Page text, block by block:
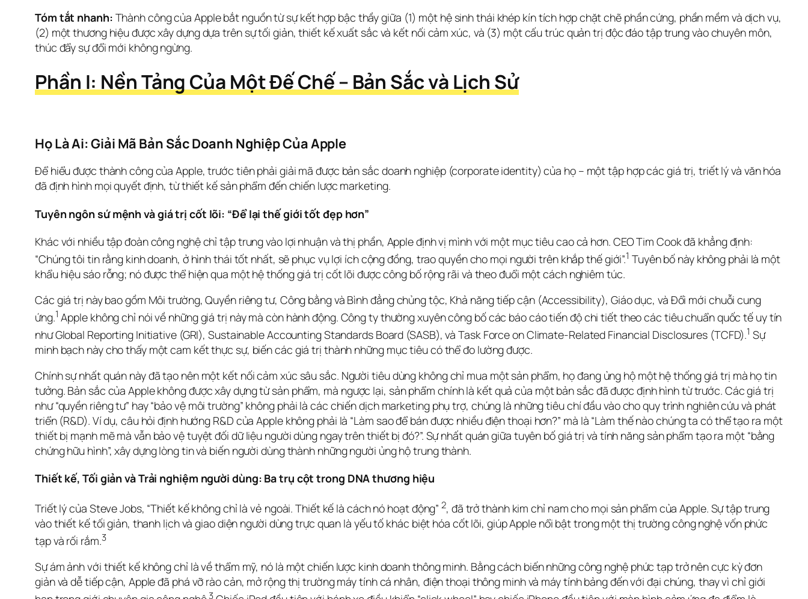
Tóm tắt nhanh: Thành công của Apple bắt nguồn từ sự kết hợp bậc thầy giữa (1) một hệ sinh thái khép kín tích hợp chặt chẽ phần cứng, phần mềm và dịch vụ,
(2) một thương hiệu được xây dựng dựa trên sự tối giản, thiết kế xuất sắc và kết nối cảm xúc, và (3) một cấu trúc quản trị độc đáo tập trung vào chuyên môn,
thúc đẩy sự đổi mới không ngừng.
Phần I: Nền Tảng Của Một Đế Chế – Bản Sắc và Lịch Sử
Họ Là Ai: Giải Mã Bản Sắc Doanh Nghiệp Của Apple
Để hiểu được thành công của Apple, trước tiên phải giải mã được bản sắc doanh nghiệp (corporate identity) của họ – một tập hợp các giá trị, triết lý và văn hóa
đã định hình mọi quyết định, từ thiết kế sản phẩm đến chiến lược marketing.
Tuyên ngôn sứ mệnh và giá trị cốt lõi: “Để lại thế giới tốt đẹp hơn”
Khác với nhiều tập đoàn công nghệ chỉ tập trung vào lợi nhuận và thị phần, Apple định vị mình với một mục tiêu cao cả hơn. CEO Tim Cook đã khẳng định:
“Chúng tôi tin rằng kinh doanh, ở hình thái tốt nhất, sẽ phục vụ lợi ích cộng đồng, trao quyền cho mọi người trên khắp thế giới”.1 Tuyên bố này không phải là một
khẩu hiệu sáo rỗng; nó được thể hiện qua một hệ thống giá trị cốt lõi được công bố rộng rãi và theo đuổi một cách nghiêm túc.
Các giá trị này bao gồm Môi trường, Quyền riêng tư, Công bằng và Bình đẳng chủng tộc, Khả năng tiếp cận (Accessibility), Giáo dục, và Đổi mới chuỗi cung
ứng.1 Apple không chỉ nói về những giá trị này mà còn hành động. Công ty thường xuyên công bố các báo cáo tiến độ chi tiết theo các tiêu chuẩn quốc tế uy tín
như Global Reporting Initiative (GRI), Sustainable Accounting Standards Board (SASB), và Task Force on Climate-Related Financial Disclosures (TCFD).1 Sự
minh bạch này cho thấy một cam kết thực sự, biến các giá trị thành những mục tiêu có thể đo lường được.
Chính sự nhất quán này đã tạo nên một kết nối cảm xúc sâu sắc. Người tiêu dùng không chỉ mua một sản phẩm, họ đang ủng hộ một hệ thống giá trị mà họ tin
tưởng. Bản sắc của Apple không được xây dựng từ sản phẩm, mà ngược lại, sản phẩm chính là kết quả của một bản sắc đã được định hình từ trước. Các giá trị
như “quyền riêng tư” hay “bảo vệ môi trường” không phải là các chiến dịch marketing phụ trợ, chúng là những tiêu chí đầu vào cho quy trình nghiên cứu và phát
triển (R&D). Ví dụ, câu hỏi định hướng R&D của Apple không phải là “Làm sao để bán được nhiều điện thoại hơn?” mà là “Làm thế nào chúng ta có thể tạo ra một
thiết bị mạnh mẽ mà vẫn bảo vệ tuyệt đối dữ liệu người dùng ngay trên thiết bị đó?”. Sự nhất quán giữa tuyên bố giá trị và tính năng sản phẩm tạo ra một “bằng
chứng hữu hình”, xây dựng lòng tin và biến người dùng thành những người ủng hộ trung thành.
Thiết kế, Tối giản và Trải nghiệm người dùng: Ba trụ cột trong DNA thương hiệu
Triết lý của Steve Jobs, “Thiết kế không chỉ là vẻ ngoài. Thiết kế là cách nó hoạt động” 2, đã trở thành kim chỉ nam cho mọi sản phẩm của Apple. Sự tập trung
vào thiết kế tối giản, thanh lịch và giao diện người dùng trực quan là yếu tố khác biệt hóa cốt lõi, giúp Apple nổi bật trong một thị trường công nghệ vốn phức
tạp và rối rắm.3
Sự ám ảnh với thiết kế không chỉ là về thẩm mỹ, nó là một chiến lược kinh doanh thông minh. Bằng cách biến những công nghệ phức tạp trở nên cực kỳ đơn
giản và dễ tiếp cận, Apple đã phá vỡ rào cản, mở rộng thị trường máy tính cá nhân, điện thoại thông minh và máy tính bảng đến với đại chúng, thay vì chỉ giới
3